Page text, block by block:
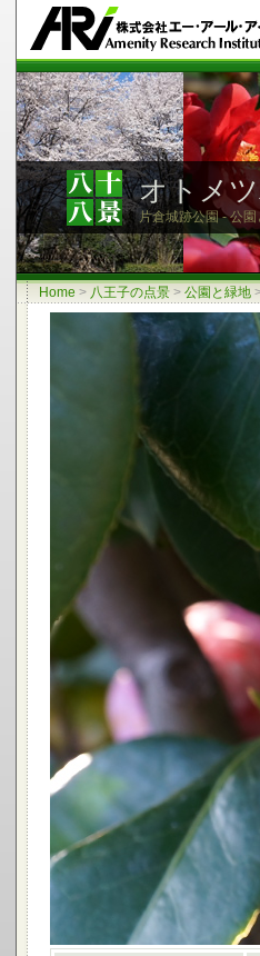
オトメ
片倉城跡公園 - 公
Home > 八王子の点景 > 公園と緑地